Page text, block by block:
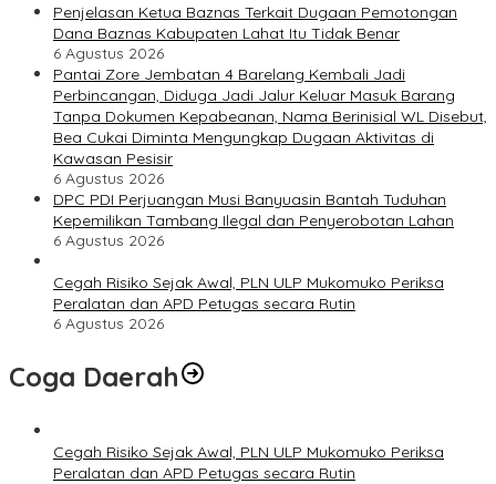
Penjelasan Ketua Baznas Terkait Dugaan Pemotongan
Dana Baznas Kabupaten Lahat Itu Tidak Benar
6 Agustus 2026
Pantai Zore Jembatan 4 Barelang Kembali Jadi
Perbincangan, Diduga Jadi Jalur Keluar Masuk Barang
Tanpa Dokumen Kepabeanan, Nama Berinisial WL Disebut,
Bea Cukai Diminta Mengungkap Dugaan Aktivitas di
Kawasan Pesisir
6 Agustus 2026
DPC PDI Perjuangan Musi Banyuasin Bantah Tuduhan
Kepemilikan Tambang Ilegal dan Penyerobotan Lahan
6 Agustus 2026
Cegah Risiko Sejak Awal, PLN ULP Mukomuko Periksa
Peralatan dan APD Petugas secara Rutin
6 Agustus 2026
Coga Daerah
Cegah Risiko Sejak Awal, PLN ULP Mukomuko Periksa
Peralatan dan APD Petugas secara Rutin